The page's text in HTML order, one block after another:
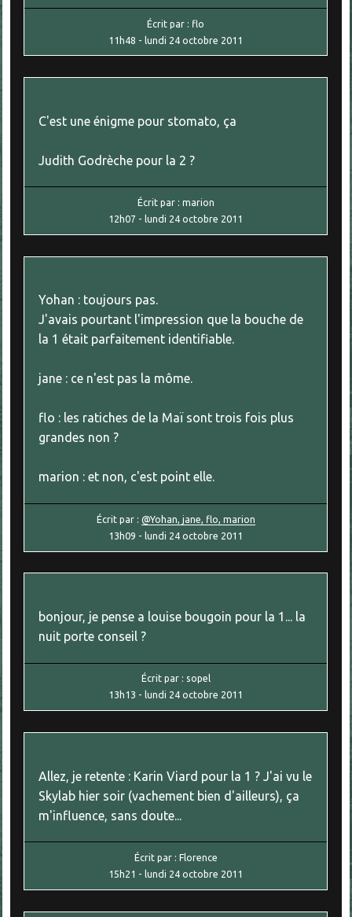
Écrit par : flo
11h48 -lundi 24 octobre 2011
C'est une énigme pour stomato, ça
Judith Godrèche pour la 2 ?
Écrit par : marion
12h07 - lundi 24 octobre 2011
Yohan : toujours pas.
J'avais pourtant l'impression que la bouche de
la 1 était parfaitement identifiable.
jane : ce n'est pas la môme.
flo : les ratiches de la Maï sont trois fois plus
grandes non ?
marion : et non, c'est point elle.
Écrit par : @Yohan, jane, flo, marion
13h09 -lundi 24 octobre 2011
bonjour, je pense a louise bougoin pour la 1... la
nuit porte conseil ?
Écrit par : sopel
13h13 - lundi 24 octobre 2011
Allez, je retente : Karin Viard pour la 1 ? J'ai vu le
Skylab hier soir (vachement bien d'ailleurs), ça
m'influence, sans doute...
Écrit par : Florence
15h21 - lundi 24 octobre 2011